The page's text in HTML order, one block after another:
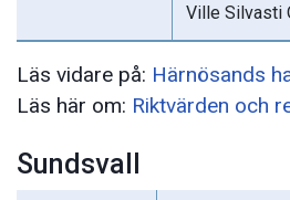
Ville Silvasti
Läs vidare på: Härnösands
Läs här om: Riktvärden och
Sundsvall